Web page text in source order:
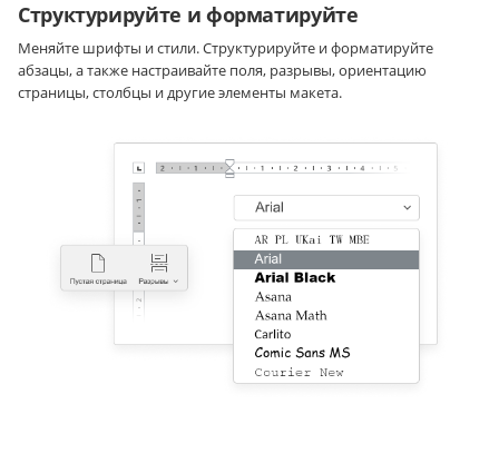
Структурируйте и форматируйте
Меняйте шрифты и стили. Структурируйте и форматируйте
абзацы, а также настраивайте поля, разрывы, ориентацию
страницы, столбцы и другие элементы макета.